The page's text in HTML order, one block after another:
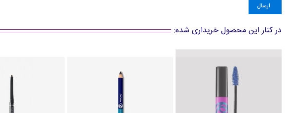
ارسال
در کنار این محصول خریداری شده: